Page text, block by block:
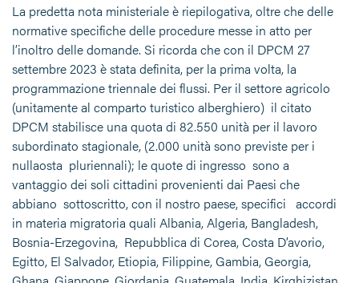
La predetta nota ministeriale è riepilogativa, oltre che delle
normative specifiche delle procedure messe in atto per
l’inoltro delle domande. Si ricorda che con il DPCM 27
settembre 2023 è stata definita, per la prima volta, la
programmazione triennale dei flussi. Per il settore agricolo
(unitamente al comparto turistico alberghiero) il citato
DPCM stabilisce una quota di 82.550 unità per il lavoro
subordinato stagionale, (2.000 unità sono previste per i
nullaosta pluriennali); le quote di ingresso sono a
vantaggio dei soli cittadini provenienti dai Paesi che
abbiano sottoscritto, con il nostro paese, specifici accordi
in materia migratoria quali Albania, Algeria, Bangladesh,
Bosnia-Erzegovina, Repubblica di Corea, Costa D’avorio,
Egitto, El Salvador, Etiopia, Filippine, Gambia, Georgia,